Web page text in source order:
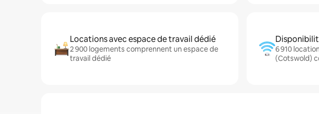
Locations avec espace de travail dédié
2 900 logements comprennent un espace de
travail dédié
6 910
(Cotswold)